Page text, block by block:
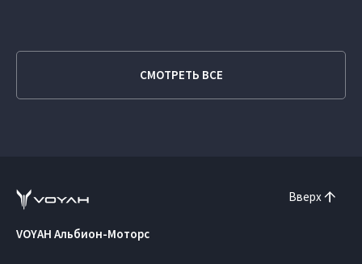
СМОТРЕТЬ ВСЕ
Вверх
VOYAH Альбион-Моторс